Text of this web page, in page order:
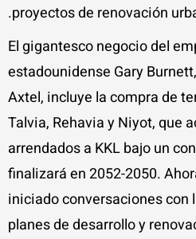
proyectos de renovación
El gigantesco negocio del
estadounidense Gary
Axtel, incluye la compra de
Talvia, Rehavia y Niyot, que
arrendados a KKL bajo un
finalizará en 2052-2050.
iniciado conversaciones con
planes de desarrollo y